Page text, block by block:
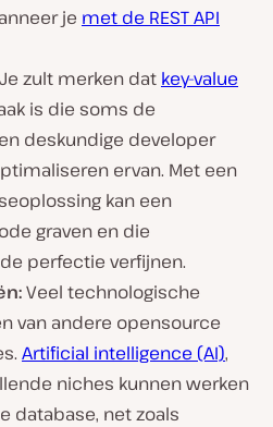
je met de REST API
zult merken dat key-value
is die soms de
deskundige developer
ervan. Met een
kan een
graven en die
perfectie verfijnen.
Veel technologische
van andere opensource
Artificial intelligence (AI),
niches kunnen werken
database, net zoals